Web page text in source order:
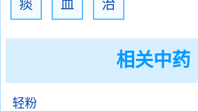
痰
血
治
相关中药
轻粉